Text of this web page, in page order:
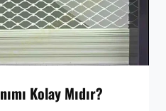
Kolay Mıdır?